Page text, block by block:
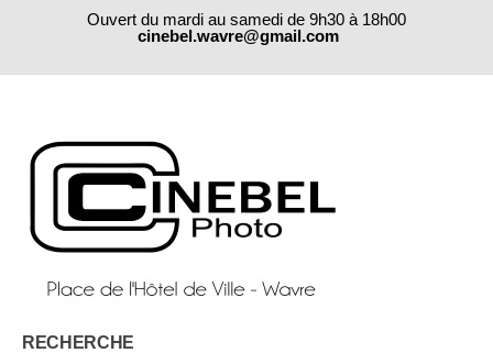
Ouvert du mardi au samedi de 9h30 à 18h00
cinebel.wavre@gmail.com
RECHERCHE